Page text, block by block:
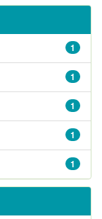
1
1
1
1
1